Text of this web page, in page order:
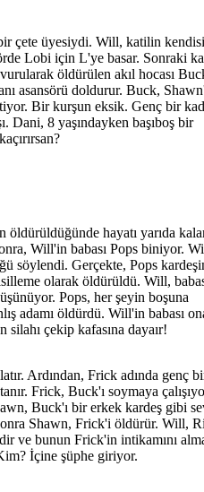
çete üyesiydi. Will, katilin kendisi
Lobi için L 'ye basar. Sonraki
öldürülen akıl hocası
asansörü doldurur. Buck,
Bir kurşun eksik. Genç bir
Dani, 8 yaşındayken başıboş bir
öldürüldüğünde hayatı yarıda
Will'in babası Pops biniyor.
söylendi. Gerçekte, Pops
olarak öldürüldü. Will,
Pops, her şeyin boşuna
adamı öldürdü. Will'in babası
silahı çekip kafasına dayaır!
Ardından, Frick adında genç
Frick, Buck'ı soymaya
Buck'ı bir erkek kardeş gibi
Shawn, Frick'i öldürür. Will,
ve bunun Frick'in intikamını
İçine şüphe giriyor.